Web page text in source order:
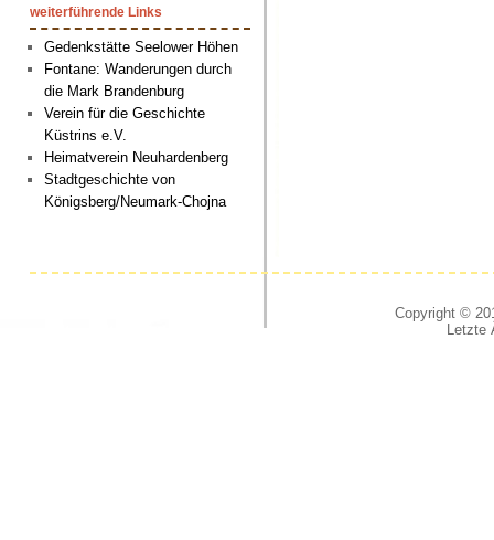
weiterführende Links
Gedenkstätte Seelower Höhen
Fontane: Wanderungen durch
die Mark Brandenburg
Verein für die Geschichte
Küstrins e.V.
Heimatverein Neuhardenberg
Stadtgeschichte von
Königsberg/Neumark-Chojna
Copyright ©
Letzte